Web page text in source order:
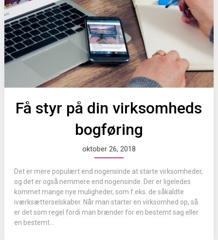
Få styr på din virksomheds
bogføring
oktober 26, 2018
Det er mere populært end nogensinde at starte virksomheder,
og det er også nemmere end nogensinde. Der er ligeledes
kommet mange nye muligheder, som f.eks. de såkaldte
iværksætterselskaber. Når man starter en virksomhed op, så
er det som regel fordi man brænder for en bestemt sag eller
en bestemt...